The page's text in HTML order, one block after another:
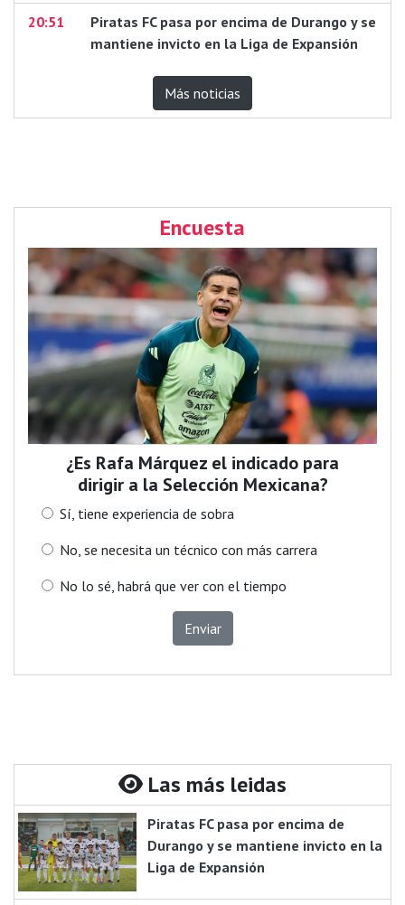
20:51
Piratas FC pasa por encima de Durango y se
mantiene invicto en la Liga de Expansión
Más noticias
Encuesta
¿Es Rafa Márquez el indicado para
dirigir a la Selección Mexicana?
Sí, tiene experiencia de sobra
No, se necesita un técnico con más carrera
No lo sé, habrá que ver con el tiempo
Enviar
Las más leidas
Piratas FC pasa por encima de
Durango y se mantiene invicto en la
Liga de Expansión